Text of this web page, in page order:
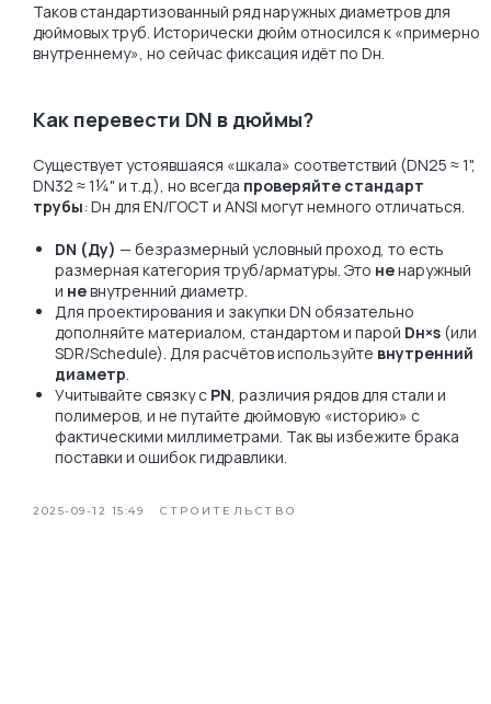
Таков стандартизованный ряд наружных диаметров для
дюймовых труб. Исторически дюйм относился к «примерно
внутреннему», но сейчас фиксация идёт по Dн.
Как перевести DN в дюймы?
Существует устоявшаяся «шкала» соответствий (DN25 ≈ 1",
DN32 ≈ 1¼" и т.д.), но всегда проверяйте стандарт
трубы: Dн для EN/ГОСТ и ANSI могут немного отличаться.
DN (Ду) — безразмерный условный проход, то есть
размерная категория труб/арматуры. Это ненаружный
и невнутренний диаметр.
Для проектирования и закупки DN обязательно
дополняйте материалом, стандартом и парой Dн×s (или
SDR/Schedule). Для расчётов используйте внутренний
диаметр.
Учитывайте связку с PN, различия рядов для стали и
полимеров, и не путайте дюймовую «историю» с
фактическими миллиметрами. Так вы избежите брака
поставки и ошибок гидравлики.
2025-09-12 15:49 СТРОИТЕЛЬСТВО